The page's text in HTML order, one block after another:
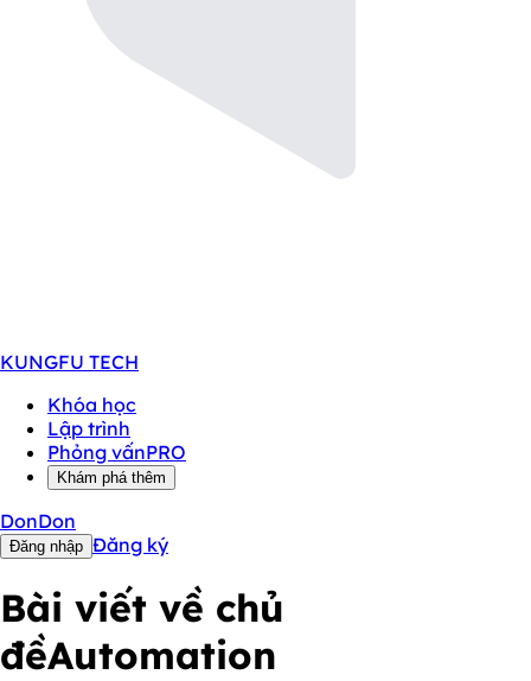
KUNGFU TECH
Khóa học
Lập trình
Phỏng vấnPRO
Khám phá thêm
DonDon
Đăng nhập Đăng ký
Bài viết về chủ
đềAutomation